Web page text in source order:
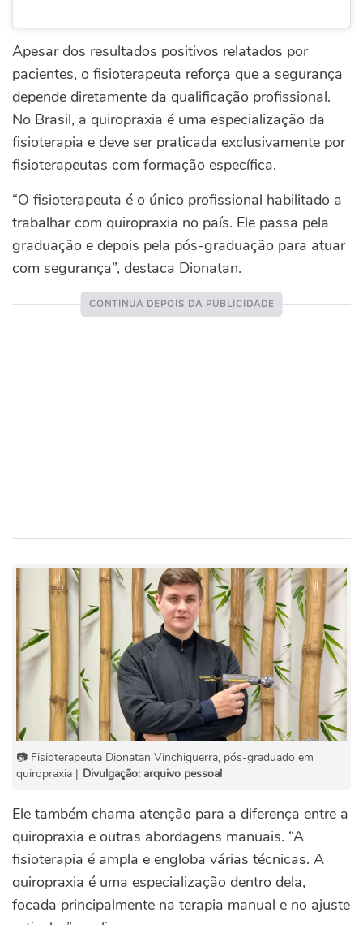
Apesar dos resultados positivos relatados por
pacientes, o fisioterapeuta reforça que a segurança
depende diretamente da qualificação profissional.
No Brasil, a quiropraxia é uma especialização da
fisioterapia e deve ser praticada exclusivamente por
fisioterapeutas com formação específica.
“O fisioterapeuta é o único profissional habilitado a
trabalhar com quiropraxia no país. Ele passa pela
graduação e depois pela pós-graduação para atuar
com segurança”, destaca Dionatan.
📷 Fisioterapeuta Dionatan Vinchiguerra, pós-graduado em
quiropraxia | Divulgação: arquivo pessoal
Ele também chama atenção para a diferença entre a
quiropraxia e outras abordagens manuais. “A
fisioterapia é ampla e engloba várias técnicas. A
quiropraxia é uma especialização dentro dela,
focada principalmente na terapia manual e no ajuste